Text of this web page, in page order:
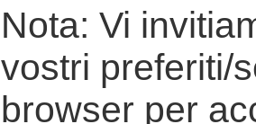
Nota: Vi
vostri preferiti/
browser per